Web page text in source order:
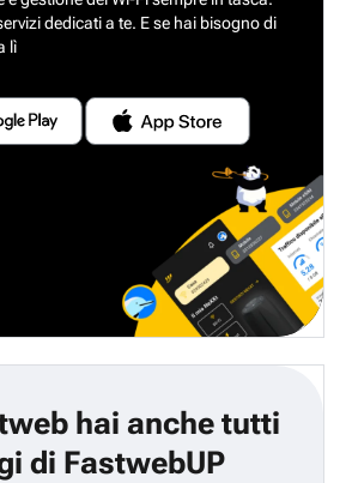
dedicati a te. E se hai bisogno di
lì
hai anche tutti
di FastwebUP